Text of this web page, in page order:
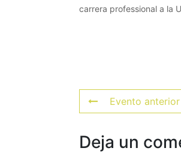
carrera professional a la
Evento anterior
Deja un